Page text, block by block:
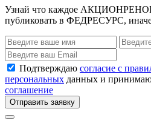
Узнай что каждое
публиковать в ФЕДРЕСУРС,
Подтверждаю согласие с
персональных данных и
соглашение
Отправить заявку